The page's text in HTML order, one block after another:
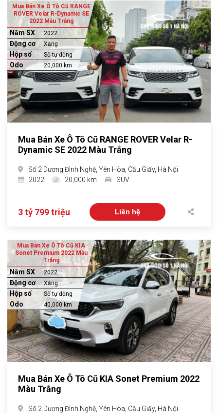
Mua Bán Xe Ô Tô Cũ RANGE
ROVER Velar R-Dynamic SE
2022 Màu Trắng
Năm SX 2022
Động cơ Xăng
Hộp số Số tự động
Odo 20,000 km
Mua Bán Xe Ô Tô Cũ RANGE ROVER Velar R-
Dynamic SE 2022 Màu Trắng
Số 2 Dương Đình Nghệ, Yên Hòa, Cầu Giấy, Hà Nội
2022
20,000 km SUV
3 tỷ 799 triệu Liên hệ
Mua Bán Xe Ô Tô Cũ KIA
Sonet Premium 2022 Màu
Trắng
Năm SX 2022
Động cơ Xăng
Hộp số Số tự động
Odo 40,000 km
Mua Bán Xe Ô Tô Cũ KIA Sonet Premium 2022
Màu Trắng
Số 2 Dương Đình Nghệ, Yên Hòa, Cầu Giấy, Hà Nội